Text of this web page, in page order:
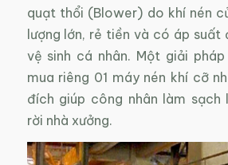
quạt thổi (Blower) do khí nén
lượng lớn, rẻ tiền và có áp suất
vệ sinh cá nhân. Một giải
mua riêng 01 máy nén khí cỡ
đích giúp công nhân làm sạch
rời nhà xưởng.